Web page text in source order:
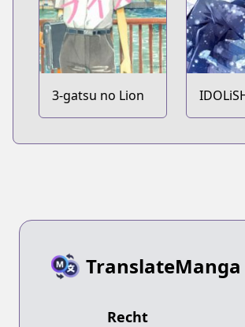
3-gatsu no Lion
TranslateManga
Recht